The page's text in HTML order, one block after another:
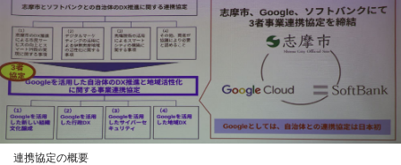
連携協定の概要